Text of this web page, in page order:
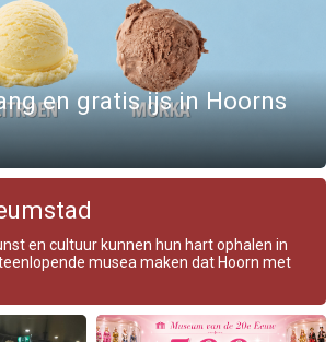
en gratis ijs in Hoorns
en cultuur kunnen hun hart ophalen in
musea maken dat Hoorn met